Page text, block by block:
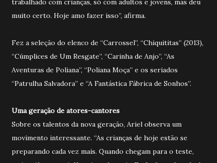
muito certo. Hoje amo fazer isso”, afirma.
Fez a seleção do elenco de “Carrossel”, “Chiquititas” (2013),
“Cúmplices de Um Resgate”, “Carinha de Anjo”, “As
Aventuras de Poliana”, “Poliana Moça” e os seriados
“Patrulha Salvadora” e “A Fantástica Fábrica de Sonhos”.
Uma geração de atores-cantores
Sobre os talentos da nova geração, Ariel observa um
movimento interessante. “As crianças de hoje estão se
preparando cada vez mais. Quando chegam para o teste,